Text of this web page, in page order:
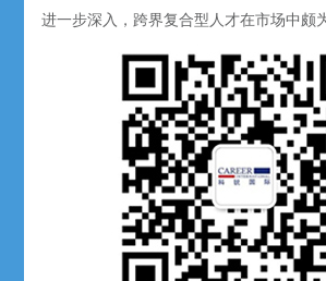
进一步深入，跨界复合型人才在市场中颇